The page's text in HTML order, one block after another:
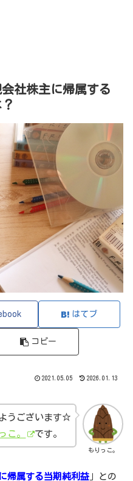
社株主に帰属する
はてブ
コピー
2021.05.05 2026.01.13
もりっこ。
うございます☆
こ。
です。
帰属する当期純利益 」との